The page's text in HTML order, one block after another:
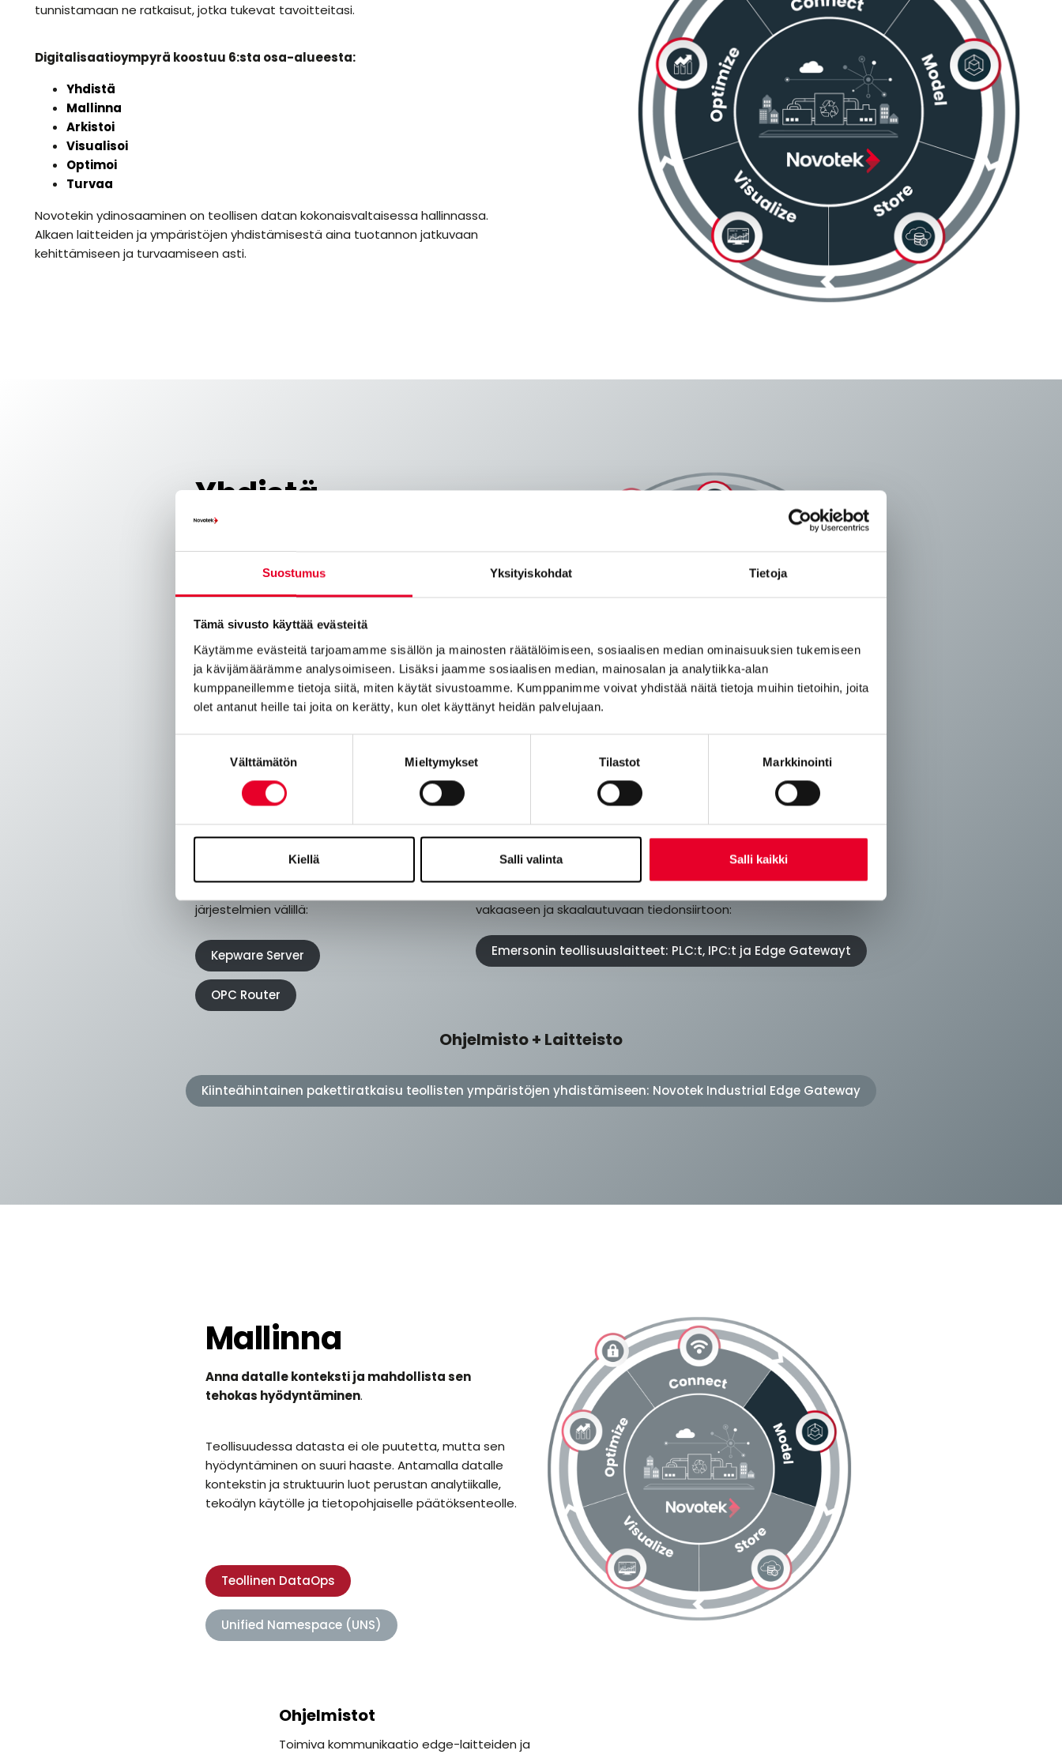
Suostumus Yksityiskohdat Tietoja
Tämä sivusto käyttää evästeitä
Käytämme evästeitä tarjoamamme sisällön ja mainosten räätälöimiseen, sosiaalisen median ominaisuuksien tukemiseen
ja kävijämäärämme analysoimiseen. Lisäksi jaamme sosiaalisen median, mainosalan ja analytiikka-alan
kumppaneillemme tietoja siitä, miten käytät sivustoamme. Kumppanimme voivat yhdistää näitä tietoja muihin tietoihin, joita
olet antanut heille tai joita on kerätty, kun olet käyttänyt heidän palvelujaan.
Välttämätön Mieltymykset Tilastot Markkinointi
Kiellä Salli valinta Salli kaikki
tunnistamaan ne ratkaisut, jotka tukevat tavoitteitasi.
Digitalisaatioympyrä koostuu 6:sta osa-alueesta:
Yhdistä
Mallinna
Arkistoi
Visualisoi
Optimoi
Turvaa
Novotekin ydinosaaminen on teollisen datan kokonaisvaltaisessa hallinnassa.
Alkaen laitteiden ja ympäristöjen yhdistämisestä aina tuotannon jatkuvaan
kehittämiseen ja turvaamiseen asti.
Yhdistä
OT-ympäristöjen välillä.
Hyödynnä standardoituja rajapintoja (kuten OPC UA ja MQTT)
ja varmista turvallinen, luotettava ja skaalautuva tiedonsiirto
ympäristöjen välillä.
Teollisuuden ohjausjärjestelmät (PLC:t, Edge-laitteet)
Ohjelmistot
järjestelmien välillä:
Kepware Server
OPC Router
Laitteistot
vakaaseen ja skaalautuvaan tiedonsiirtoon:
Emersonin teollisuuslaitteet: PLC:t, IPC:t ja Edge Gatewayt
Ohjelmisto + Laitteisto
Kiinteähintainen pakettiratkaisu teollisten ympäristöjen yhdistämiseen: Novotek Industrial Edge Gateway
Mallinna
Anna datalle konteksti ja mahdollista sen
tehokas hyödyntäminen.
Teollisuudessa datasta ei ole puutetta, mutta sen
hyödyntäminen on suuri haaste. Antamalla datalle
kontekstin ja struktuurin luot perustan analytiikalle,
tekoälyn käytölle ja tietopohjaiselle päätöksenteolle.
Teollinen DataOps
Unified Namespace (UNS)
Ohjelmistot
Toimiva kommunikaatio edge-laitteiden ja